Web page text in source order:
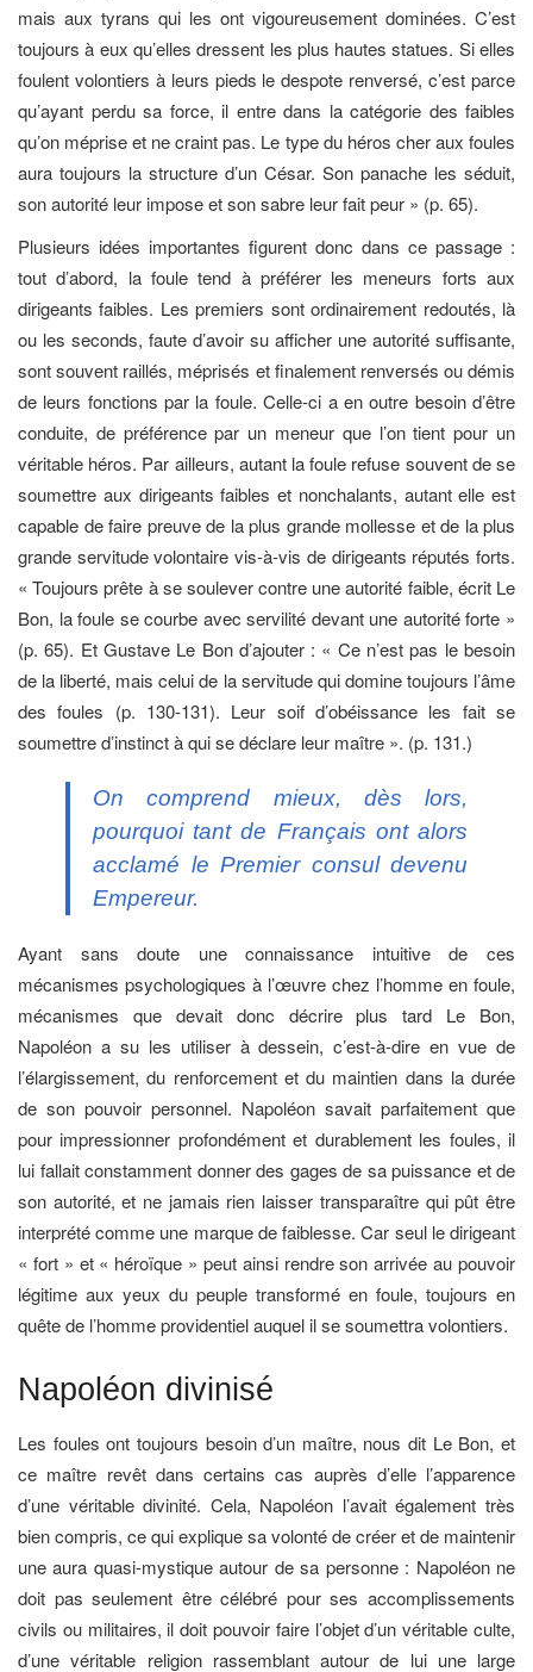
mais aux tyrans qui les ont vigoureusement dominées. C’est
toujours à eux qu’elles dressent les plus hautes statues. Si elles
foulent volontiers à leurs pieds le despote renversé, c’est parce
qu’ayant perdu sa force, il entre dans la catégorie des faibles
qu’on méprise et ne craint pas. Le type du héros cher aux foules
aura toujours la structure d’un César. Son panache les séduit,
son autorité leur impose et son sabre leur fait peur » (p. 65).
Plusieurs idées importantes figurent donc dans ce passage :
tout d’abord, la foule tend à préférer les meneurs forts aux
dirigeants faibles. Les premiers sont ordinairement redoutés, là
ou les seconds, faute d’avoir su afficher une autorité suffisante,
sont souvent raillés, méprisés et finalement renversés ou démis
de leurs fonctions par la foule. Celle-ci a en outre besoin d’être
conduite, de préférence par un meneur que l’on tient pour un
véritable héros. Par ailleurs, autant la foule refuse souvent de se
soumettre aux dirigeants faibles et nonchalants, autant elle est
capable de faire preuve de la plus grande mollesse et de la plus
grande servitude volontaire vis-à-vis de dirigeants réputés forts.
« Toujours prête à se soulever contre une autorité faible, écrit Le
Bon, la foule se courbe avec servilité devant une autorité forte »
(p. 65). Et Gustave Le Bon d’ajouter : « Ce n’est pas le besoin
de la liberté, mais celui de la servitude qui domine toujours l’âme
des foules (p. 130-131). Leur soif d’obéissance les fait se
soumettre d’instinct à qui se déclare leur maître ». (p. 131.)
On comprend mieux, dès lors,
pourquoi tant de Français ont alors
acclamé le Premier consul devenu
Empereur.
Ayant sans doute une connaissance intuitive de ces
mécanismes psychologiques à l’œuvre chez l’homme en foule,
mécanismes que devait donc décrire plus tard Le Bon,
Napoléon a su les utiliser à dessein, c’est-à-dire en vue de
l’élargissement, du renforcement et du maintien dans la durée
de son pouvoir personnel. Napoléon savait parfaitement que
pour impressionner profondément et durablement les foules, il
lui fallait constamment donner des gages de sa puissance et de
son autorité, et ne jamais rien laisser transparaître qui pût être
interprété comme une marque de faiblesse. Car seul le dirigeant
« fort » et « héroïque » peut ainsi rendre son arrivée au pouvoir
légitime aux yeux du peuple transformé en foule, toujours en
quête de l’homme providentiel auquel il se soumettra volontiers.
Napoléon divinisé
Les foules ont toujours besoin d’un maître, nous dit Le Bon, et
ce maître revêt dans certains cas auprès d’elle l’apparence
d’une véritable divinité. Cela, Napoléon l’avait également très
bien compris, ce qui explique sa volonté de créer et de maintenir
une aura quasi-mystique autour de sa personne : Napoléon ne
doit pas seulement être célébré pour ses accomplissements
civils ou militaires, il doit pouvoir faire l’objet d’un véritable culte,
d’une véritable religion rassemblant autour de lui une large